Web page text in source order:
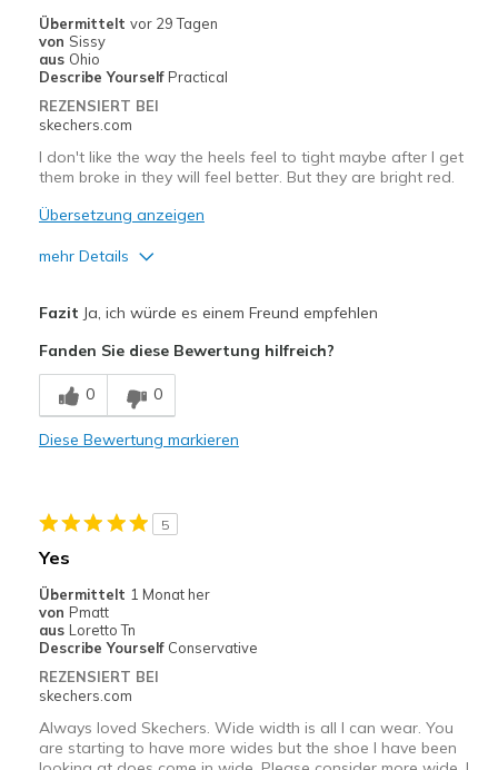
Width
Feels true to width
Sizing
View On Shoes
Shoes are for Wearing
Übermittelt vor 29 Tagen
von Sissy
aus Ohio
Describe Yourself Practical
REZENSIERT BEI
skechers.com
I don't like the way the heels feel to tight maybe after I get
them broke in they will feel better. But they are bright red.
Übersetzung anzeigen
mehr Details
Stylish
Nachteile
Need Break In
Special Occasions
Width
Sizing
View On Shoes
I'm Into Shoes
Fazit Ja, ich würde es einem Freund empfehlen
Fanden Sie diese Bewertung hilfreich?
0 0
Diese Bewertung markieren
5
Yes
Übermittelt 1 Monat her
von Pmatt
aus Loretto Tn
Describe Yourself Conservative
REZENSIERT BEI
skechers.com
Always loved Skechers. Wide width is all I can wear. You
are starting to have more wides but the shoe I have been